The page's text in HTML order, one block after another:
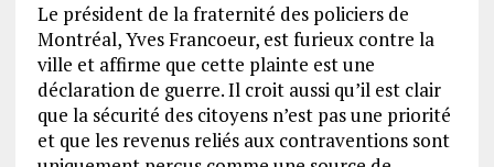
Le président de la fraternité des policiers de
Montréal, Yves Francoeur, est furieux contre la
ville et affirme que cette plainte est une
déclaration de guerre. Il croit aussi qu’il est clair
que la sécurité des citoyens n’est pas une priorité
et que les revenus reliés aux contraventions sont